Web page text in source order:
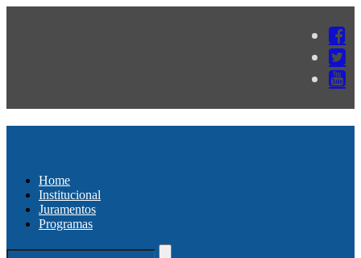
Home
Institucional
Juramentos
Programas